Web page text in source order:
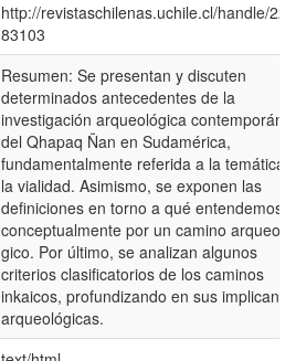
http://revistaschilenas.uchile.cl/handle/
83103
Resumen: Se presentan y discuten
determinados antecedentes de la
investigación arqueológica
del Qhapaq Ñan en Sudamérica,
fundamentalmente referida a la temática
la vialidad. Asimismo, se exponen las
definiciones en torno a qué entendemos
conceptualmente por un camino arqueoló
gico. Por último, se analizan algunos
criterios clasificatorios de los caminos
inkaicos, profundizando en sus
arqueológicas.